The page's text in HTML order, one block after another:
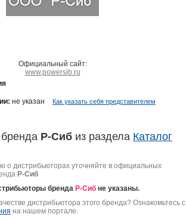
Официальный сайт:
www.powersib.ru
не указан Как указать себя представителем
Р-Сиб из раздела Каталог
о дистрибьюторах уточняйте в официальных
Р-Сиб
бренда Р-Сиб не указаны.
дистрибьютора этого бренда? Ознакомьтесь с
на нашем портале.